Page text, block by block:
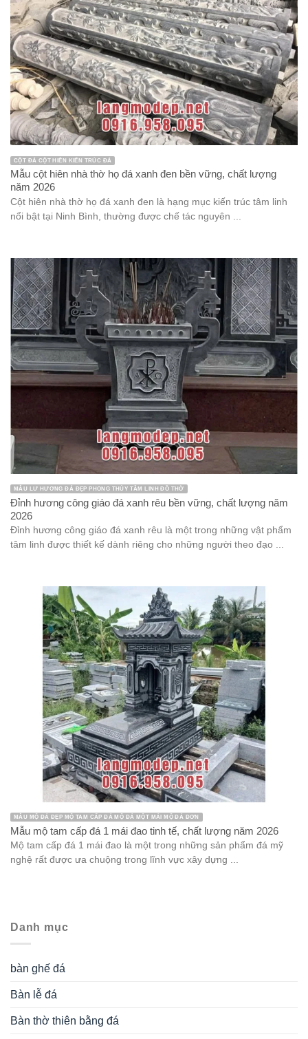
CỘT ĐÁ CỘT HIÊN KIẾN TRÚC ĐÁ
Mẫu cột hiên nhà thờ họ đá xanh đen bền vững, chất lượng
năm 2026
Cột hiên nhà thờ họ đá xanh đen là hạng mục kiến trúc tâm linh
nổi bật tại Ninh Bình, thường được chế tác nguyên ...
MẪU LƯ HƯƠNG ĐÁ ĐẸP PHONG THỦY TÂM LINH ĐỒ THỜ
Đỉnh hương công giáo đá xanh rêu bền vững, chất lượng năm
2026
Đỉnh hương công giáo đá xanh rêu là một trong những vật phẩm
tâm linh được thiết kế dành riêng cho những người theo đạo ...
MẪU MỘ ĐÁ ĐẸP MỘ TAM CẤP ĐÁ MỘ ĐÁ MỘT MÁI MỘ ĐÁ ĐƠN
Mẫu mộ tam cấp đá 1 mái đao tinh tế, chất lượng năm 2026
Mộ tam cấp đá 1 mái đao là một trong những sản phẩm đá mỹ
nghệ rất được ưa chuộng trong lĩnh vực xây dựng ...
Danh mục
bàn ghế đá
Bàn lễ đá
Bàn thờ thiên bằng đá